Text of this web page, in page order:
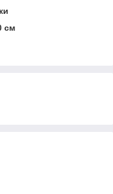
см